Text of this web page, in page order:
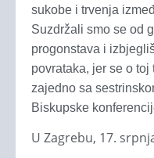
sukobe i trvenja
Suzdržali smo se od
progonstava i
povrataka, jer se o
zajedno sa
Biskupske
U Zagrebu, 17.